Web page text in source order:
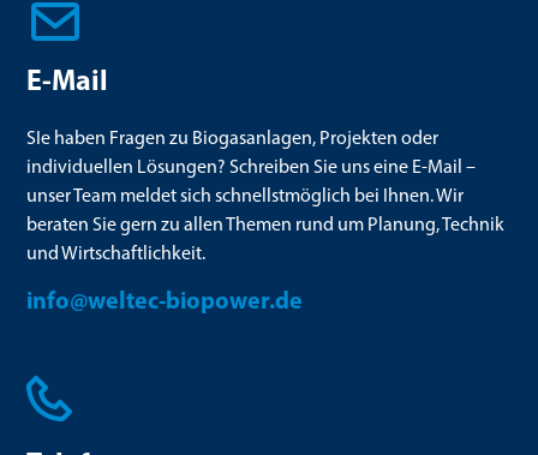
E-Mail
SIe haben Fragen zu Biogasanlagen, Projekten oder
individuellen Lösungen? Schreiben Sie uns eine E-Mail –
unser Team meldet sich schnellstmöglich bei Ihnen. Wir
beraten Sie gern zu allen Themen rund um Planung, Technik
und Wirtschaftlichkeit.
info@weltec-biopower.de